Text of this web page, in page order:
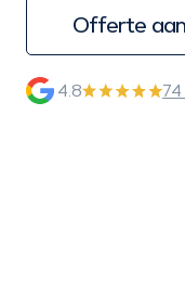
Offerte
4.8